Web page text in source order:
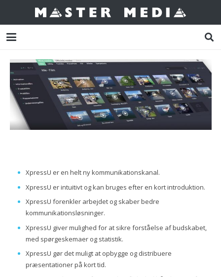
XpressU er en helt ny kommunikationskanal.
XpressU er intuitivt og kan bruges efter en kort introduktion.
XpressU forenkler arbejdet og skaber bedre
kommunikationsløsninger.
XpressU giver mulighed for at sikre forståelse af budskabet,
med spørgeskemaer og statistik.
XpressU gør det muligt at opbygge og distribuere
præsentationer på kort tid.